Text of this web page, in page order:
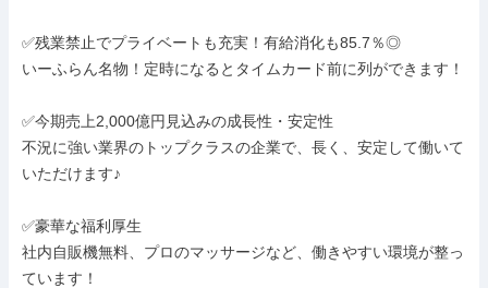
✅残業禁止でプライベートも充実！有給消化も85.7％◎
いーふらん名物！定時になるとタイムカード前に列ができます！
✅今期売上2,000億円見込みの成長性・安定性
不況に強い業界のトップクラスの企業で、長く、安定して働いて
いただけます♪
✅豪華な福利厚生
社内自販機無料、プロのマッサージなど、働きやすい環境が整っ
ています！